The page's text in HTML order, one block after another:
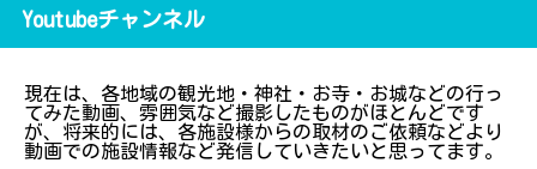
Youtubeチャンネル
現在は、各地域の観光地・神社・お寺・お城などの行っ
てみた動画、雰囲気など撮影したものがほとんどです
が、将来的には、各施設様からの取材のご依頼などより
動画での施設情報など発信していきたいと思ってます。